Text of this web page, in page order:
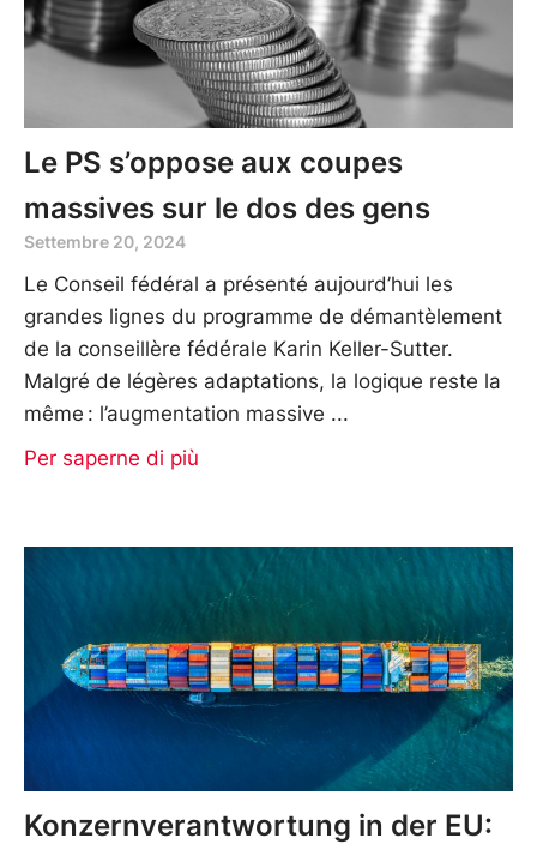
Le PS s’oppose aux coupes
massives sur le dos des gens
Settembre 20, 2024
Le Conseil fédéral a présenté aujourd’hui les
grandes lignes du programme de démantèlement
de la conseillère fédérale Karin Keller-Sutter.
Malgré de légères adaptations, la logique reste la
même : l’augmentation massive
Per saperne di più
Konzernverantwortung in der EU: